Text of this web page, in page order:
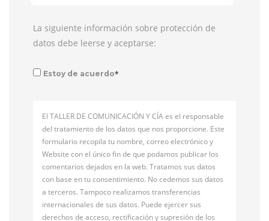
La siguiente información sobre protección de
datos debe leerse y aceptarse:
Estoy de acuerdo*
El TALLER DE COMUNICACIÓN Y CÍA es el responsable
del tratamiento de los datos que nos proporcione. Este
formulario recopila tu nombre, correo electrónico y
Website con el único fin de que podamos publicar los
comentarios dejados en la web. Tratamos sus datos
con base en tu consentimiento. No cedemos sus datos
a terceros. Tampoco realizamos transferencias
internacionales de sus datos. Puede ejercer sus
derechos de acceso, rectificación y supresión de los